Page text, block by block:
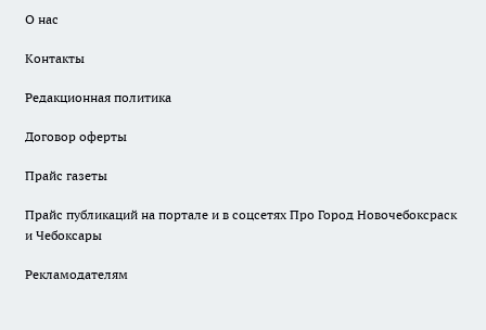
О нас
Контакты
Редакционная политика
Договор оферты
Прайс газеты
Прайс публикаций на портале и в соцсетях Про Город Новочебоксраск
и Чебоксары
Рекламодателям